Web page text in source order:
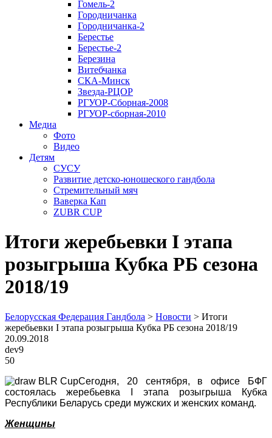
Гомель-2
Городничанка
Городничанка-2
Берестье
Берестье-2
Березина
Витебчанка
СКА-Минск
Звезда-РЦОР
РГУОР-Сборная-2008
РГУОР-сборная-2010
Медиа
Фото
Видео
Детям
СУСУ
Развитие детско-юношеского гандбола
Стремительный мяч
Ваверка Кап
ZUBR CUP
Итоги жеребьевки I этапа
розыгрыша Кубка РБ сезона
2018/19
Белорусская Федерация Гандбола > Новости > Итоги
жеребьевки I этапа розыгрыша Кубка РБ сезона 2018/19
20.09.2018
dev9
50
Сегодня, 20 сентября, в офисе БФГ
состоялась жеребьевка
этапа розыгрыша Кубка
Республики Беларусь среди мужских и женских команд.
Женщины